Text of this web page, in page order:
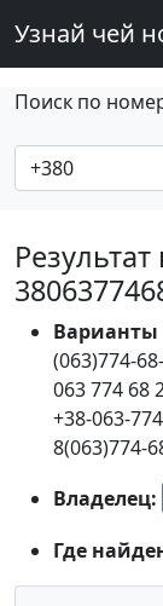
Узнай чей
Поиск по
Варианты
(063)774-
063 774 68
+38-063-
8(063)774-
Владелец:
Где